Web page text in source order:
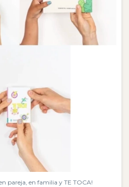
pareja, en familia y TE TOCA!